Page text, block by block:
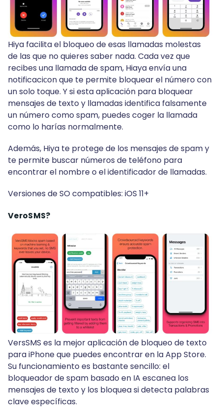
Hiya facilita el bloqueo de esas llamadas molestas
de las que no quieres saber nada. Cada vez que
recibes una llamada de spam, Hiaya envía una
notificaciсon que te permite bloquear el número con
un solo toque. Y si esta aplicación para bloquear
mensajes de texto y llamadas identifica falsamente
un número como spam, puedes coger la llamada
como lo harías normalmente.
Además, Hiya te protege de los mensajes de spam y
te permite buscar números de teléfono para
encontrar el nombre o el identificador de llamadas.
Versiones de SO compatibles: iOS 11+
VeroSMS?
VersSMS es la mejor aplicación de bloqueo de texto
para iPhone que puedes encontrar en la App Store.
Su funcionamiento es bastante sencillo: el
bloqueador de spam basado en IA escanea los
mensajes de texto y los bloquea si detecta palabras
clave específicas.